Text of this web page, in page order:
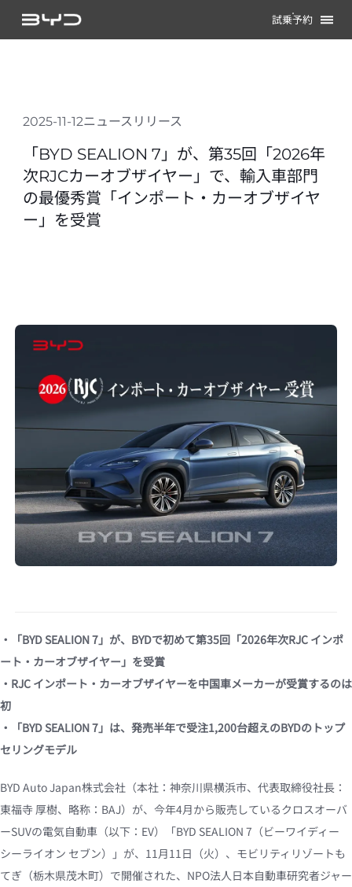
試乗予約
2025-11-12ニュースリリース
「BYD SEALION 7」が、第35回「2026年
次RJCカーオブザイヤー」で、輸入車部門
の最優秀賞「インポート・カーオブザイヤ
ー」を受賞
・「BYD SEALION 7」が、BYDで初めて第35回「2026年次RJC インポ
ート・カーオブザイヤー」を受賞
・RJC インポート・カーオブザイヤーを中国車メーカーが受賞するのは
初
・「BYD SEALION 7」は、発売半年で受注1,200台超えのBYDのトップ
セリングモデル
BYD Auto Japan株式会社（本社：神奈川県横浜市、代表取締役社長：
東福寺 厚樹、略称：BAJ）が、今年4月から販売しているクロスオーバ
ーSUVの電気自動車（以下：EV）「BYD SEALION 7（ビーワイディー
シーライオン セブン）」が、11月11日（火）、モビリティリゾートも
てぎ（栃木県茂木町）で開催された、NPO法人日本自動車研究者ジャー